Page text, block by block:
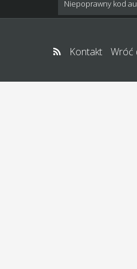
Niepoprawny kod
Kontakt Wróć